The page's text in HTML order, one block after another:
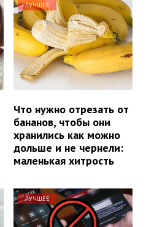
ЛУЧШЕЕ
Что нужно отрезать от
бананов, чтобы они
хранились как можно
дольше и не чернели:
маленькая хитрость
ЛУЧШЕЕ